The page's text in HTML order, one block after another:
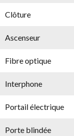
Clôture
Ascenseur
Fibre optique
Interphone
Portail électrique
Porte blindée